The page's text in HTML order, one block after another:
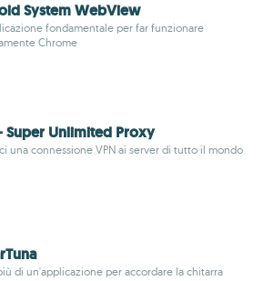
System WebView
fondamentale per far funzionare
Chrome
Super Unlimited Proxy
una connessione VPN ai server di tutto il mondo
di un'applicazione per accordare la chitarra